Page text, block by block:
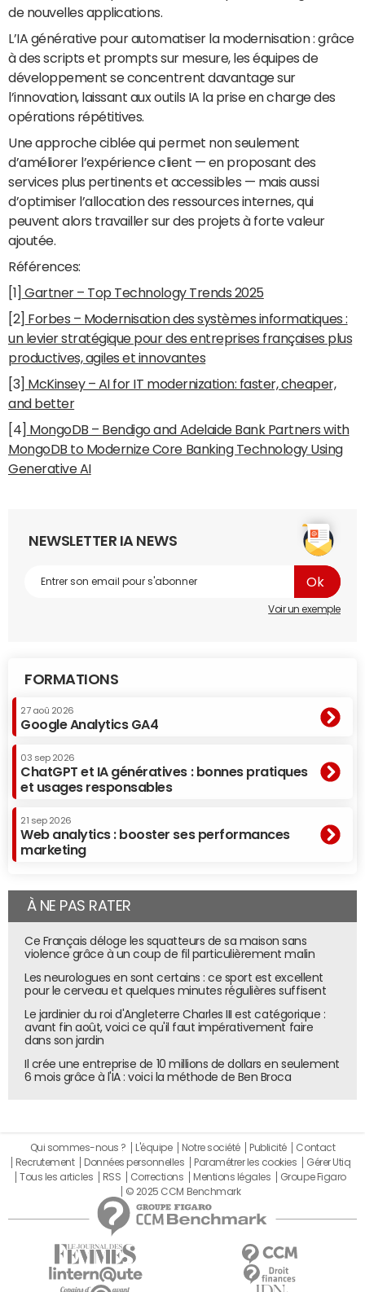
de nouvelles applications.
L’IA générative pour automatiser la modernisation : grâce
à des scripts et prompts sur mesure, les équipes de
développement se concentrent davantage sur
l’innovation, laissant aux outils IA la prise en charge des
opérations répétitives.
Une approche ciblée qui permet non seulement
d’améliorer l’expérience client — en proposant des
services plus pertinents et accessibles — mais aussi
d’optimiser l’allocation des ressources internes, qui
peuvent alors travailler sur des projets à forte valeur
ajoutée.
Références:
[1]
Gartner – Top Technology Trends 2025
[2]
Forbes – Modernisation des systèmes informatiques :
un levier stratégique pour des entreprises françaises plus
productives, agiles et innovantes
[3]
McKinsey – AI for IT modernization: faster, cheaper,
and better
[4]
MongoDB – Bendigo and Adelaide Bank Partners with
MongoDB to Modernize Core Banking Technology Using
Generative AI
NEWSLETTER IA NEWS
Voir un exemple
FORMATIONS
27 aoû 2026
Google Analytics GA4
03 sep 2026
ChatGPT et IA génératives : bonnes pratiques
et usages responsables
21 sep 2026
Web analytics : booster ses performances
marketing
À NE PAS RATER
Ce Français déloge les squatteurs de sa maison sans
violence grâce à un coup de fil particulièrement malin
Les neurologues en sont certains : ce sport est excellent
pour le cerveau et quelques minutes régulières suffisent
Le jardinier du roi d'Angleterre Charles III est catégorique :
avant fin août, voici ce qu'il faut impérativement faire
dans son jardin
Il crée une entreprise de 10 millions de dollars en seulement
6 mois grâce à l'IA : voici la méthode de Ben Broca
Qui sommes-nous ? L'équipe Notre société Publicité
Contact
Recrutement
Données personnelles Paramétrer les cookies
Gérer Utiq
Tous les articles
RSS Corrections Mentions légales
Groupe Figaro
© 2025 CCM Benchmark